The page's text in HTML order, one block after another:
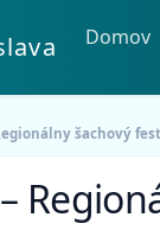
Domov
šachový